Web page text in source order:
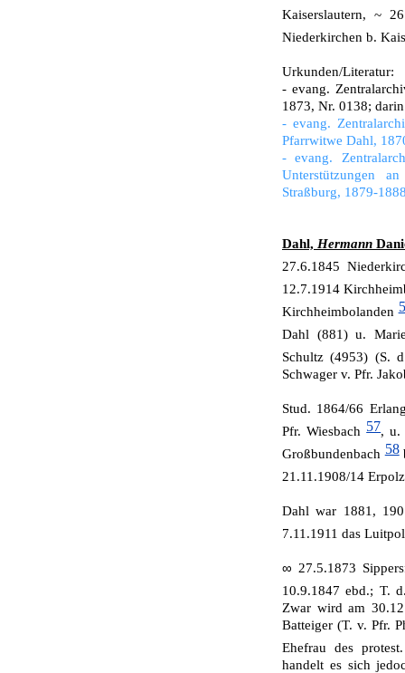
Kaiserslautern, ~
Niederkirchen b.
Urkunden/Literatur:
- evang.
1873, Nr. 0138;
- evang.
Pfarrwitwe Dahl,
- evang.
Unterstützungen
Straßburg, 1879-
Dahl, Hermann
27.6.1845
12.7.1914
Kirchheimbolanden
Dahl (881) u.
Schultz (4953) (S.
Schwager v. Pfr.
Stud. 1864/66
Pfr. Wiesbach57, u.
Großbundenbach58
21.11.1908/14
Dahl war 1881,
7.11.1911 das
∞ 27.5.1873
10.9.1847 ebd.; T.
Zwar wird am
Batteiger (T. v. Pfr.
Ehefrau des
handelt es sich